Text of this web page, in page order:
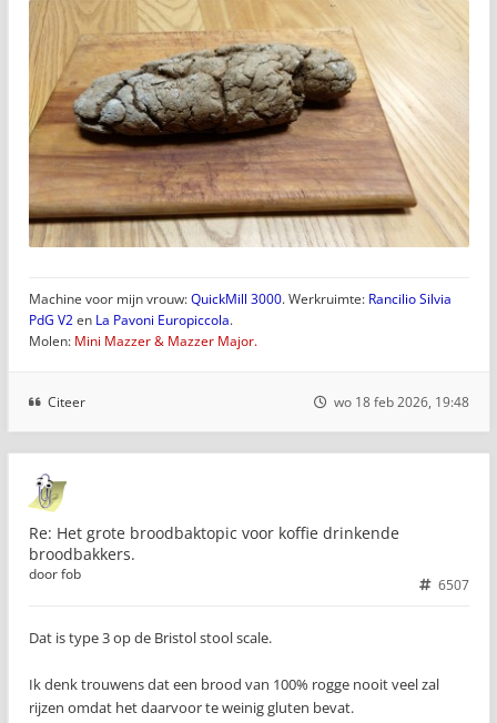
Machine voor mijn vrouw:QuickMill 3000. Werkruimte: Rancilio Silvia
PdG V2en La Pavoni Europiccola.
Molen: Mini Mazzer & Mazzer Major.
Citeer wo 18 feb 2026, 19:48
Re: Het grote broodbaktopic voor koffie drinkende
broodbakkers.
6507
doorfob
Dat is type 3 op de Bristol stool scale.
Ik denk trouwens dat een brood van 100% rogge nooit veel zal
rijzen omdat het daarvoor te weinig gluten bevat.